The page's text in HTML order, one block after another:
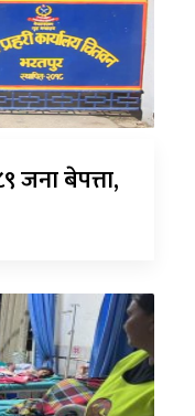
जना बेपत्ता,